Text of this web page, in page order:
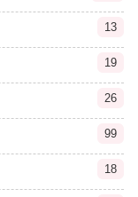
13
19
26
99
18